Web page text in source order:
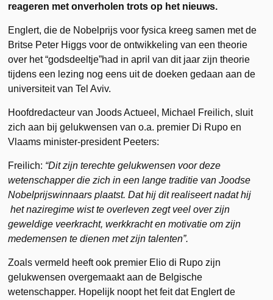
reageren met onverholen trots op het nieuws.
Englert, die de Nobelprijs voor fysica kreeg samen met de
Britse Peter Higgs voor de ontwikkeling van een theorie
over het “godsdeeltje”had in april van dit jaar zijn theorie
tijdens een lezing nog eens uit de doeken gedaan aan de
universiteit van Tel Aviv.
Hoofdredacteur van Joods Actueel, Michael Freilich, sluit
zich aan bij gelukwensen van o.a. premier Di Rupo en
Vlaams minister-president Peeters:
Freilich: “Dit zijn terechte gelukwensen voor deze
wetenschapper die zich in een lange traditie van Joodse
Nobelprijswinnaars plaatst. Dat hij dit realiseert nadat hij
het naziregime wist te overleven zegt veel over zijn
geweldige veerkracht, werkkracht en motivatie om zijn
medemensen te dienen met zijn talenten”.
Zoals vermeld heeft ook premier Elio di Rupo zijn
gelukwensen overgemaakt aan de Belgische
wetenschapper. Hopelijk noopt het feit dat Englert de